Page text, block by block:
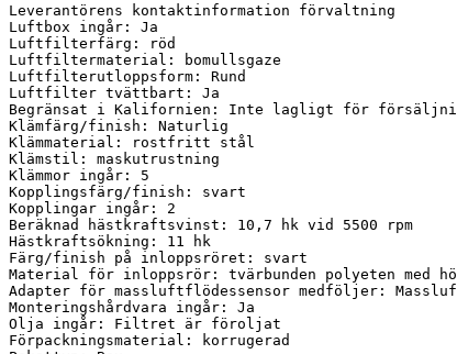
Leverantörens kontaktinformation förvaltning
Luftbox ingår: Ja
Luftfilterfärg: röd
Luftfiltermaterial: bomullsgaze
Luftfilterutloppsform: Rund
Luftfilter tvättbart: Ja
Begränsat i Kalifornien: Inte lagligt för
Klämfärg/finish: Naturlig
Klämmaterial: rostfritt stål
Klämstil: maskutrustning
Klämmor ingår: 5
Kopplingsfärg/finish: svart
Kopplingar ingår: 2
Beräknad hästkraftsvinst: 10,7 hk vid 5500 rpm
Hästkraftsökning: 11 hk
Färg/finish på inloppsröret: svart
Material för inloppsrör: tvärbunden polyeten med
Adapter för massluftflödessensor medföljer:
Monteringshårdvara ingår: Ja
Olja ingår: Filtret är föroljat
Förpackningsmaterial: korrugerad